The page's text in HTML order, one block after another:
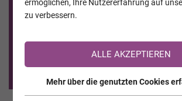
Registrierung auf
Sie sind noch nicht auf
>> zur kostenlosen
ermöglichen, Ihre Nutzererfahrung auf
zu verbessern.
ALLE AKZEPTIEREN
Mehr über die genutzten Cookies